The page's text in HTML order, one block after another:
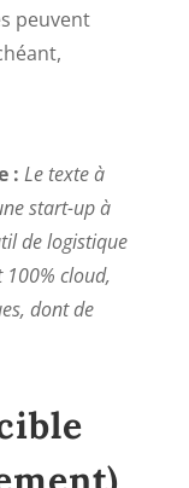
peuvent
: Le texte à
start-up à
de logistique
100% cloud,
dont de